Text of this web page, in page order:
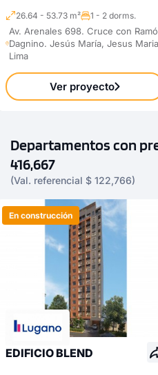
26.64 - 53.73 m² 1 - 2 dorms.
Av. Arenales 698. Cruce con
Dagnino. Jesús María, Jesus
Lima
Ver proyecto
Departamentos con
416,667
(Val. referencial $ 122,766)
En construcción
EDIFICIO BLEND